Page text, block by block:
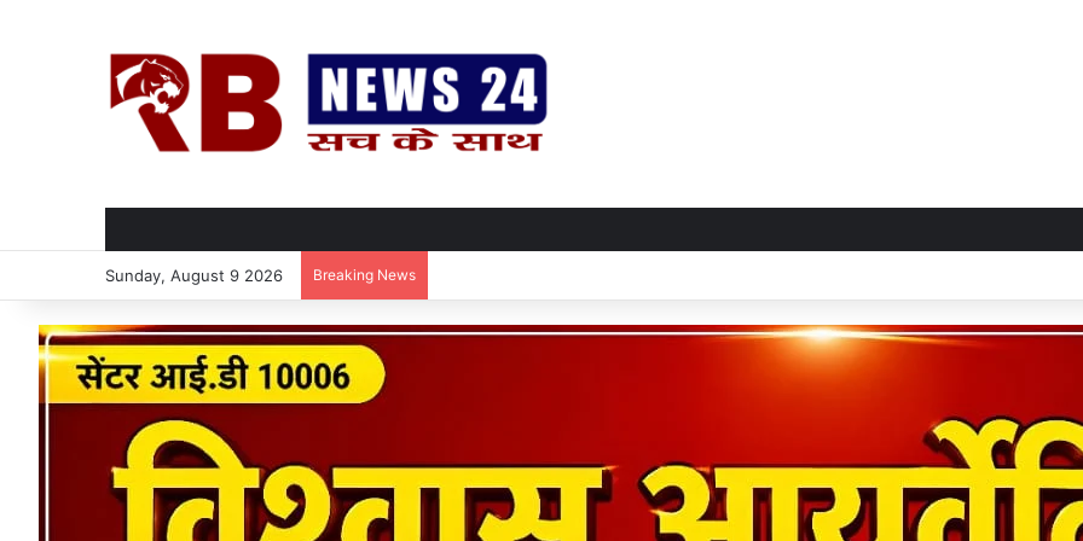
Sunday, August 9 2026 Breaking News